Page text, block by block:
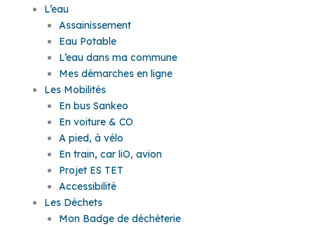
L’eau
Assainissement
Eau Potable
L’eau dans ma commune
Mes démarches en ligne
Les Mobilités
En bus Sankeo
En voiture & CO
A pied, à vélo
En train, car liO, avion
Projet ES TET
Accessibilité
Les Déchets
Mon Badge de déchèterie